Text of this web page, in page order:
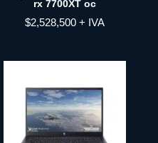
rx 7700XT oc
$2,528,500 + IVA